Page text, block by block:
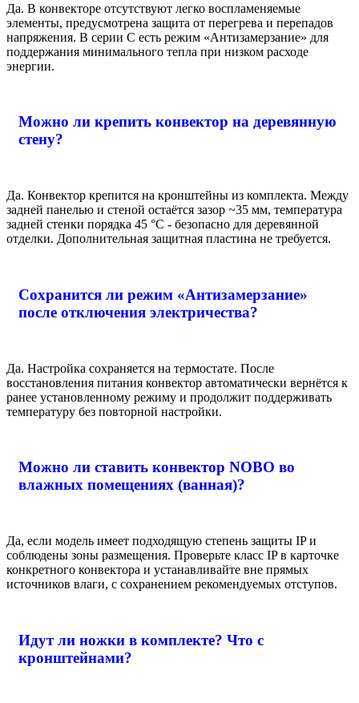
Да. В конвекторе отсутствуют легко воспламеняемые
элементы, предусмотрена защита от перегрева и перепадов
напряжения. В серии C есть режим «Антизамерзание» для
поддержания минимального тепла при низком расходе
энергии.
Можно ли крепить конвектор на деревянную
стену?
Да. Конвектор крепится на кронштейны из комплекта. Между
задней панелью и стеной остаётся зазор ~35 мм, температура
задней стенки порядка 45 °C - безопасно для деревянной
отделки. Дополнительная защитная пластина не требуется.
Сохранится ли режим «Антизамерзание»
после отключения электричества?
Да. Настройка сохраняется на термостате. После
восстановления питания конвектор автоматически вернётся к
ранее установленному режиму и продолжит поддерживать
температуру без повторной настройки.
Можно ли ставить конвектор NOBO во
влажных помещениях (ванная)?
Да, если модель имеет подходящую степень защиты IP и
соблюдены зоны размещения. Проверьте класс IP в карточке
конкретного конвектора и устанавливайте вне прямых
источников влаги, с сохранением рекомендуемых отступов.
Идут ли ножки в комплекте? Что с
кронштейнами?